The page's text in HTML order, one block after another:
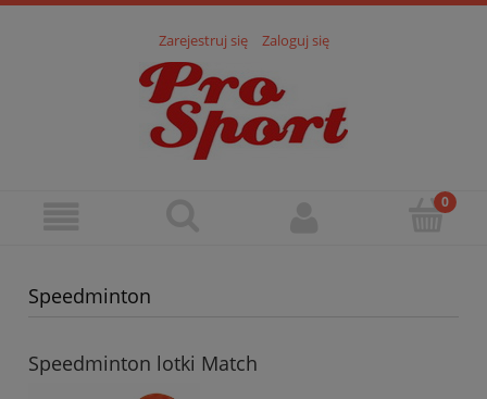
Zarejestruj się Zaloguj się
Speedminton
Speedminton lotki Match